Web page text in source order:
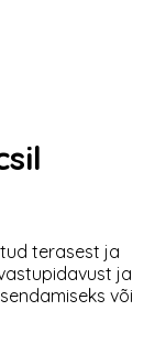
terasest ja
ja
või